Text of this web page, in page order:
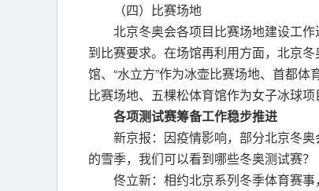
（四）比赛场地
北京冬奥会各项目比赛场地建设工
到比赛要求。在场馆再利用方面，北京
馆、“水立方”作为冰壶比赛场地、首都
比赛场地、五棵松体育馆作为女子冰球项
各项测试赛筹备工作稳步推进
新京报：因疫情影响，部分北京冬
的雪季，我们可以看到哪些冬奥测试赛？
佟立新：相约北京系列冬季体育赛